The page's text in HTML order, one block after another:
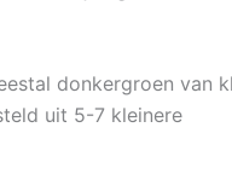
donkergroen van
uit 5-7 kleinere